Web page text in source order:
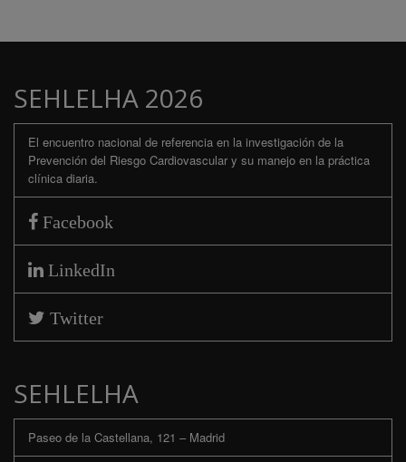
SEHLELHA 2026
El encuentro nacional de referencia en la investigación de la
Prevención del Riesgo Cardiovascular y su manejo en la práctica
clínica diaria.
Facebook
LinkedIn
Twitter
SEHLELHA
Paseo de la Castellana, 121 – Madrid